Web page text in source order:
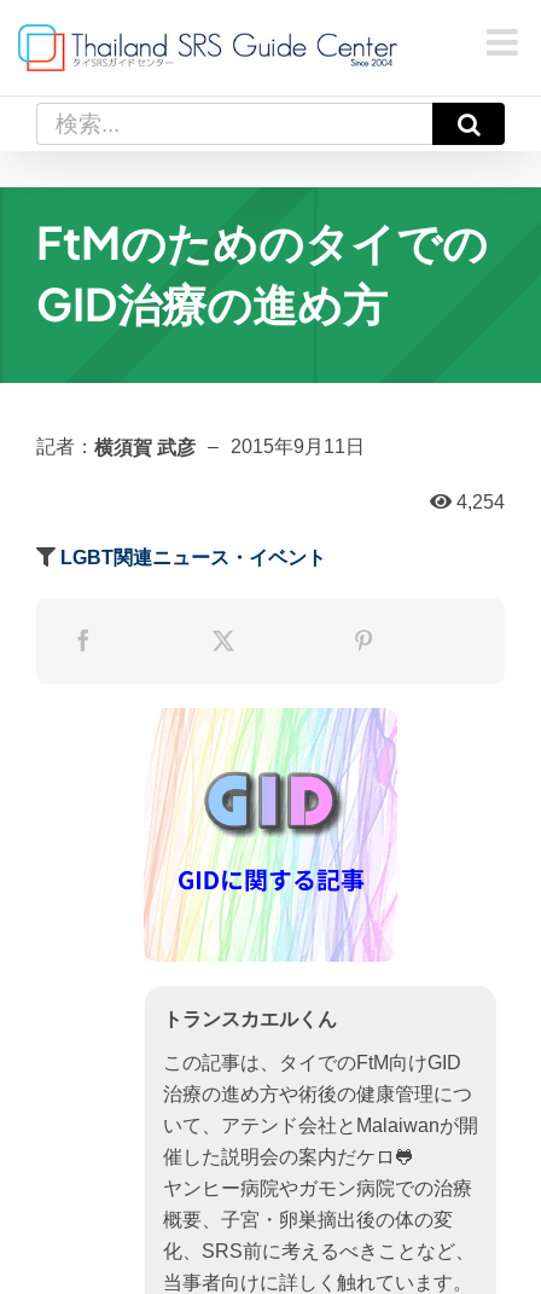
content
索
FtMのためのタイでの
GID治療の進め方
記者： 横須賀 武彦 – 2015年9月11日
4,254
LGBT関連ニュース・イベント
トランスカエルくん
この記事は、タイでのFtM向けGID
治療の進め方や術後の健康管理につ
いて、アテンド会社とMalaiwanが開
催した説明会の案内だケロ🐸
ヤンヒー病院やガモン病院での治療
概要、子宮・卵巣摘出後の体の変
化、SRS前に考えるべきことなど、
当事者向けに詳しく触れています。